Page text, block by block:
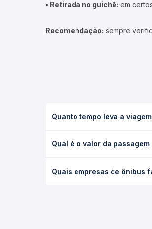
• Retirada no guichê: em
Recomendação: sempre
Quanto tempo leva a
executivo ou leito) e as
Qual é o valor da passagem
poltrona e a antecedência da
Quais empresas de ônibus